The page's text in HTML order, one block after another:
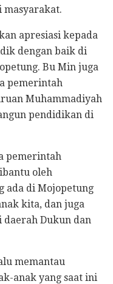
masyarakat.
apresiasi kepada
dengan baik di
Bu Min juga
pemerintah
Muhammadiyah
pendidikan di
pemerintah
oleh
ada di Mojopetung
kita, dan juga
daerah Dukun dan
memantau
anak yang saat ini